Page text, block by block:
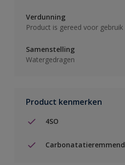
Verdunning
Product is gereed voor gebruik
Samenstelling
Watergedragen
Product kenmerken
4SO
Carbonatatieremmend